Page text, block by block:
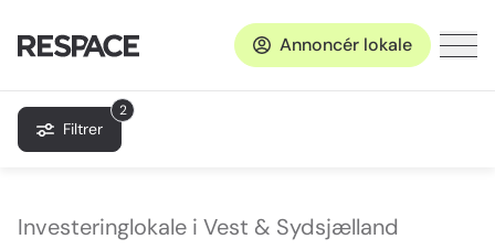
Annoncér lokale
2
Filtrer
Investeringlokale i Vest & Sydsjælland